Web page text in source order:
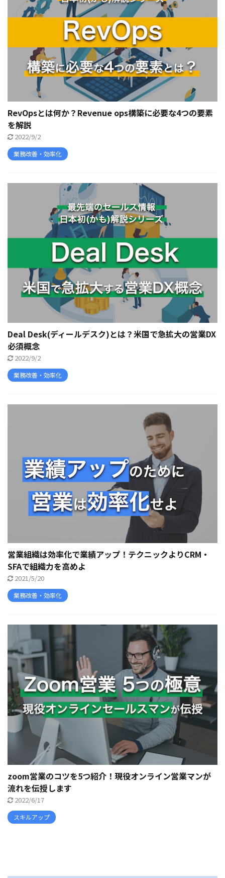
RevOpsとは何か？Revenue ops構築に必要な4つの要素
を解説
2022/9/2
業務改善・効率化
Deal Desk(ディールデスク)とは？米国で急拡大の営業DX
必須概念
2022/9/2
業務改善・効率化
営業組織は効率化で業績アップ！テクニックよりCRM・
SFAで組織力を高めよ
2021/5/20
業務改善・効率化
zoom営業のコツを5つ紹介！現役オンライン営業マンが
流れを伝授します
2022/6/17
スキルアップ